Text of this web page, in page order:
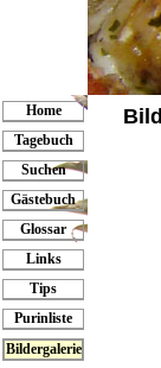
Home
Tagebuch
Suchen
Gästebuch
Glossar
Links
Tips
Purinliste
Bildergalerie